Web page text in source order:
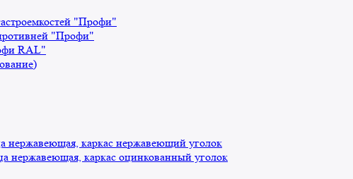
"Профи"
"Профи"
RAL"
каркас нержавеющий уголок
нержавеющая, каркас оцинкованный уголок